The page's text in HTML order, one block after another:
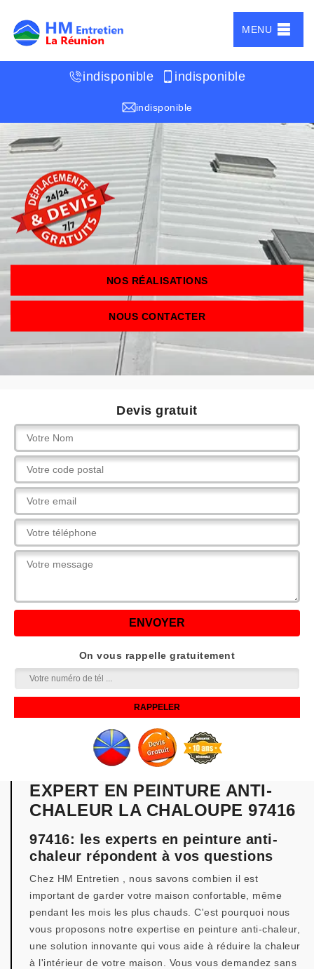
MENU
indisponible indisponible
indisponible
NOS RÉALISATIONS
NOUS CONTACTER
Devis gratuit
On vous rappelle gratuitement
EXPERT EN PEINTURE ANTI-
CHALEUR LA CHALOUPE 97416
97416: les experts en peinture anti-
chaleur répondent à vos questions
Chez HM Entretien , nous savons combien il est
important de garder votre maison confortable, même
pendant les mois les plus chauds. C'est pourquoi nous
vous proposons notre expertise en peinture anti-chaleur,
une solution innovante qui vous aide à réduire la chaleur
à l'intérieur de votre maison. Vous vous demandez sans